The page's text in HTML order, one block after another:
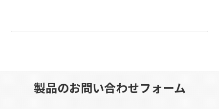
製品のお問い合わせフォーム